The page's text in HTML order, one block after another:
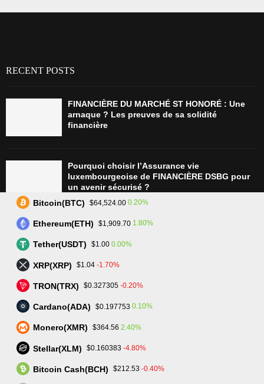
RECENT POSTS
FINANCIÈRE DU MARCHÉ ST HONORÉ : Une
arnaque ? Les preuves de sa solidité
financière
Pourquoi choisir l’Assurance vie
luxembourgeoise de FINANCIÈRE DSBG pour
un avenir sécurisé ?
Tradez plus intelligemment avec Assetarion :
L’avenir du trading : SmartPortfolio Trading, la
monnaies
Bitcoin(BTC) $64,524.00 0.20%
Ethereum(ETH) $1,909.70 1.80%
Tether(USDT) $1.00 0.00%
XRP(XRP) $1.04 -1.70%
TRON(TRX) $0.327305 -0.20%
Cardano(ADA) $0.197753 0.10%
Monero(XMR) $364.56 2.40%
Stellar(XLM) $0.160383 -4.80%
Bitcoin Cash(BCH) $212.53 -0.40%